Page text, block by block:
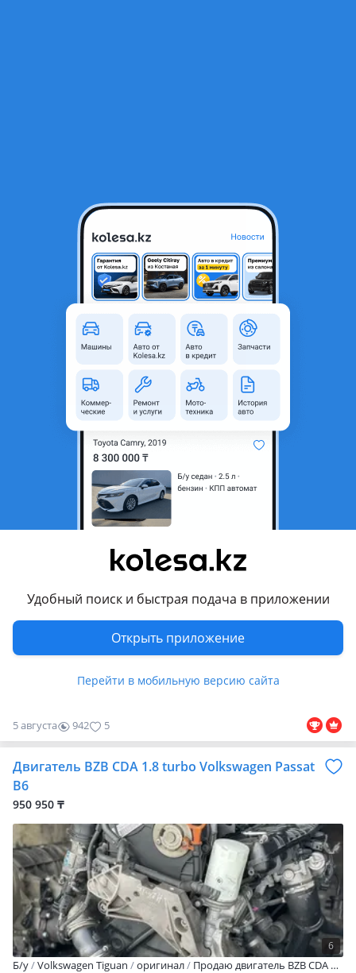
Удобный поиск и быстрая подача в приложении
Открыть приложение
Перейти в мобильную версию сайта
Фольксваген Шкода 1.4 turbo САХ
Volkswagen Tiguan
Контрактные двигателя из Швейцарий и из Японий. С гарантией на 25 дней. Комплектация! Можно купить двигатель в сборе или без навесного оборудования по договоренной сумме Есть отправка по всем регионам РК. За доставку двигателя оплачивается отдельно при получений товара. А так же можно установить двигатель у наших опытных мАстеров. За отдельную оплату по скидочной цене Все интересующие вопросы уточняйте по телефону или по По вашей просьбе мы можем отправить видео обзор двигателя.
2894
Двигатель CAV CAVA CTH 1.4 TSI Volkswagen
Tiguan, Volkswagen Jetta 6;
6
Volkswagen Tiguan 2007 - 2011 1 поколение оригинал
5 августа 942 5
Двигатель BZB CDA 1.8 turbo Volkswagen Passat
B6
950 950 ₸
6
Б/y Volkswagen Tiguan оригинал
Продаю двигатель BZB CDA 1.8 turbo на Volkswagen Passat B6 привозной контрактный из Швейцарий в хорошем состоянии с полным навесом есть гарантия на проверку Наш адрес Аспандияр Кенжина 5 Отправка по регионам через индрайвер